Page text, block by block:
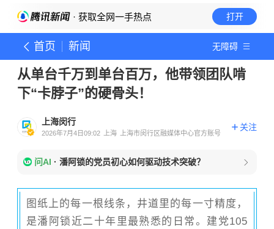
· 获取全网一手热点 打开
首页 新闻 无障碍
从单台千万到单台百万，他带领团队啃
下“卡脖子”的硬骨头！
上海闵行
2026年7月4日09:02 上海 上海市闵行区融媒体中心官方账号
关注
问AI · 潘阿锁的党员初心如何驱动技术突破？
图纸上的每一根线条，井道里的每一寸精度，
是潘阿锁近二十年里最熟悉的日常。建党105